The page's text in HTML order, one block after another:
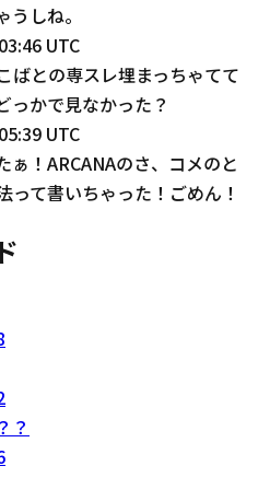
しね。
UTC
ばとの専スレ埋まっちゃてて
っかで見なかった？
UTC
ぁ！ARCANAのさ、コメのと
って書いちゃった！ごめん！